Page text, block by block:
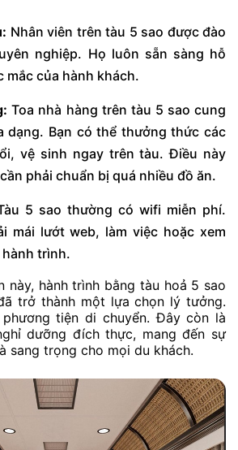
Nhân viên trên tàu 5 sao được đào
nghiệp. Họ luôn sẵn sàng hỗ
mắc của hành khách.
Toa nhà hàng trên tàu 5 sao cung
dạng. Bạn có thể thưởng thức các
vệ sinh ngay trên tàu. Điều này
phải chuẩn bị quá nhiều đồ ăn.
5 sao thường có wifi miễn phí.
mái lướt web, làm việc hoặc xem
trình.
này, hành trình bằng tàu hoả 5 sao
trở thành một lựa chọn lý tưởng.
tiện di chuyển. Đây còn là
dưỡng đích thực, mang đến sự
sang trọng cho mọi du khách.